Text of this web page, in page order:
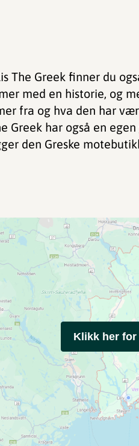
The Greek finner du
med en historie, og
fra og hva den har
Greek har også en egen
den Greske
Klikk her